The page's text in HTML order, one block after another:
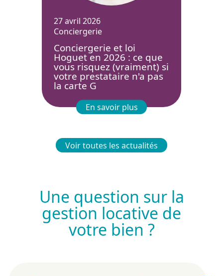
27 avril 2026
Conciergerie
Conciergerie et loi
Hoguet en 2026 : ce que
vous risquez (vraiment) si
votre prestataire n'a pas
la carte G
En savoir plus
Voir toutes les actualités
Une question sur la
gestion locative de
votre bien ?